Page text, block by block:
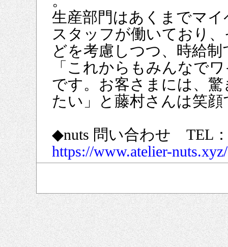
生産部門はあくまでマ
スタッフが働いており
どを考慮しつつ、時給
「これからもみんなで
です。お客さまには、
たい」と藤村さんは笑顔
◆nuts 問い合わせ TEL：
https://www.atelier-nuts.xyz/